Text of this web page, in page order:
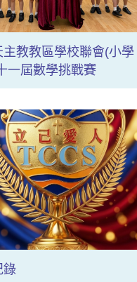
主教教區學校聯會(小學
一屆數學挑戰賽
錄